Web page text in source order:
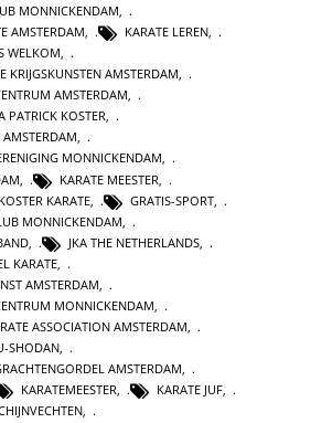
MONNICKENDAM,
AMSTERDAM, KARATE LEREN,
WELKOM,
KRIJGSKUNSTEN AMSTERDAM,
AMSTERDAM,
PATRICK KOSTER,
AMSTERDAM,
MONNICKENDAM,
KARATE MEESTER
KARATE
GRATIS-SPORT
MONNICKENDAM
JKA THE NETHERLANDS
KARATE
AMSTERDAM
MONNICKENDAM
ASSOCIATION AMSTERDAM
SHODAN,
AMSTERDAM,
KARATEMEESTER, KARATE JUF,
,